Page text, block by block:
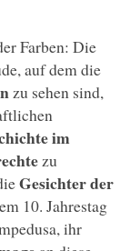
Farben: Die
auf dem die
zu sehen sind,
im
zu
Gesichter der
10. Jahrestag
ihr